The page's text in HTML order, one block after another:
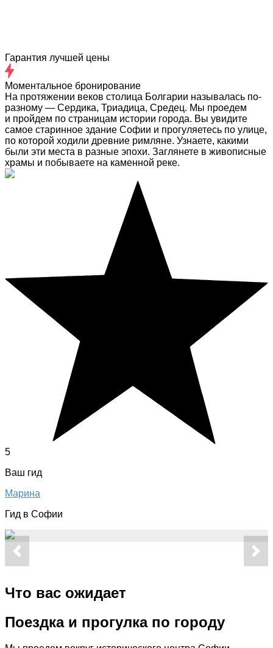
Гарантия лучшей цены
Моментальное бронирование
На протяжении веков столица Болгарии называлась по-
разному — Сердика, Триадица, Средец. Мы проедем
и пройдем по страницам истории города. Вы увидите
самое старинное здание Софии и прогуляетесь по улице,
по которой ходили древние римляне. Узнаете, какими
были эти места в разные эпохи. Заглянете в живописные
храмы и побываете на каменной реке.
5
Ваш гид
Марина
Гид в Софии
Что вас ожидает
Поездка и прогулка по городу